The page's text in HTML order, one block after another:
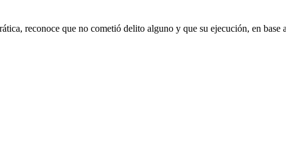
reconoce que no cometió delito alguno y que su ejecución, en base